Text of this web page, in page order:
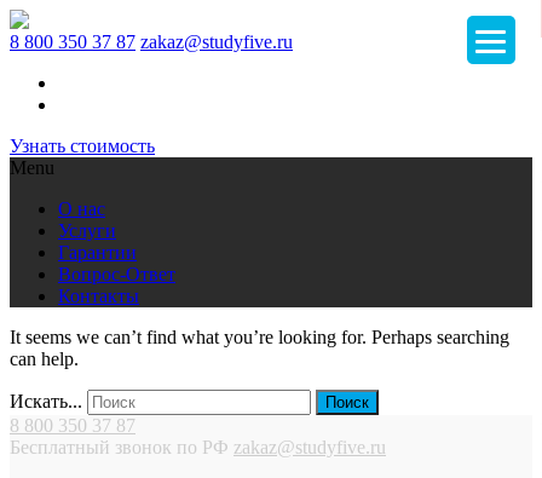
8 800 350 37 87 zakaz@studyfive.ru
Узнать стоимость
Menu
О нас
Услуги
Гарантии
Вопрос-Ответ
Контакты
It seems we can’t find what you’re looking for. Perhaps searching
can help.
Искать...
8 800 350 37 87
Бесплатный звонок по РФ zakaz@studyfive.ru